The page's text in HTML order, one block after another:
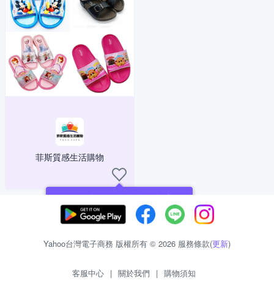
菲斯質感生活購物
現在可以追蹤你喜愛的商店！
Yahoo台灣電子商務 版權所有 © 2026 服務條款(更新)
客服中心 | 關於我們 | 購物須知